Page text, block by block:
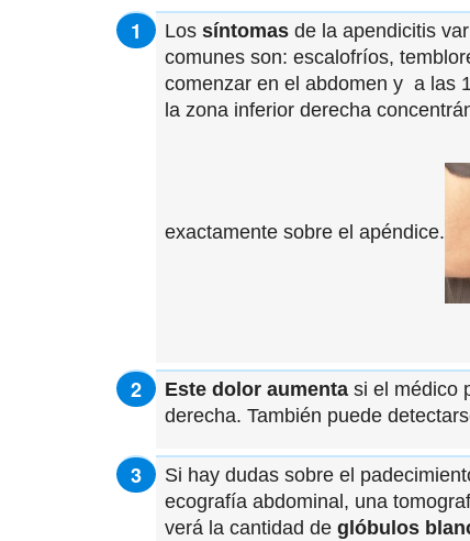
Los síntomas de la apendicitis
comunes son: escalofríos,
comenzar en el abdomen y a las
la zona inferior derecha
exactamente sobre el apéndice.
Este dolor aumenta si el médico
derecha. También puede
Si hay dudas sobre el
ecografía abdominal, una
verá la cantidad de glóbulos